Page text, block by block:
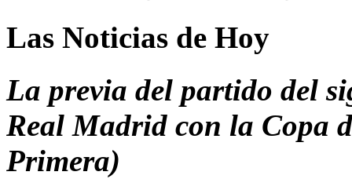
Las Noticias de Hoy
La previa del partido del
Real Madrid con la Copa
Primera)